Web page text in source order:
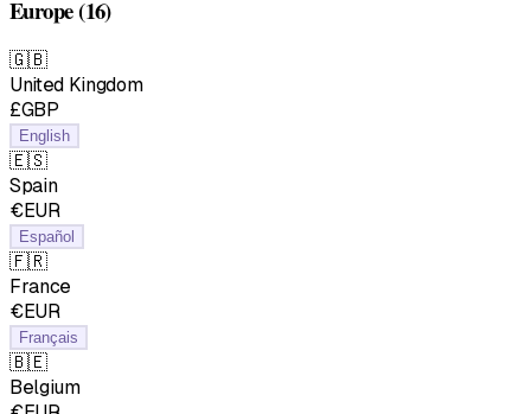
Europe(16)
🇬🇧
United Kingdom
£GBP
English
🇪🇸
Spain
€EUR
Español
🇫🇷
France
€EUR
Français
🇧🇪
Belgium